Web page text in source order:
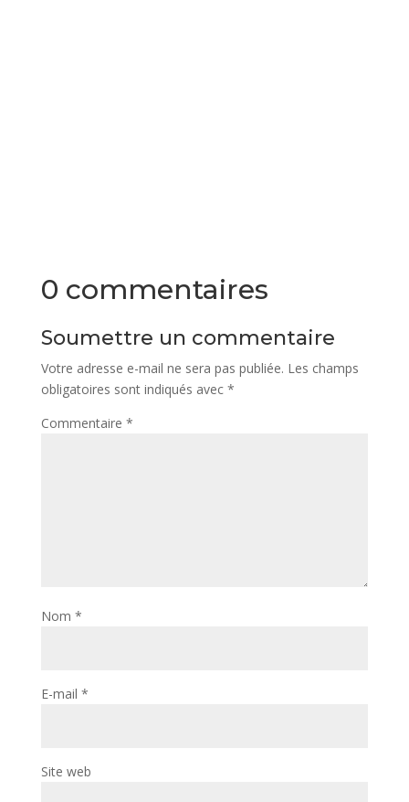
0 commentaires
Soumettre un commentaire
Votre adresse e-mail ne sera pas publiée. Les champs
obligatoires sont indiqués avec *
Commentaire *
Nom *
E-mail *
Site web